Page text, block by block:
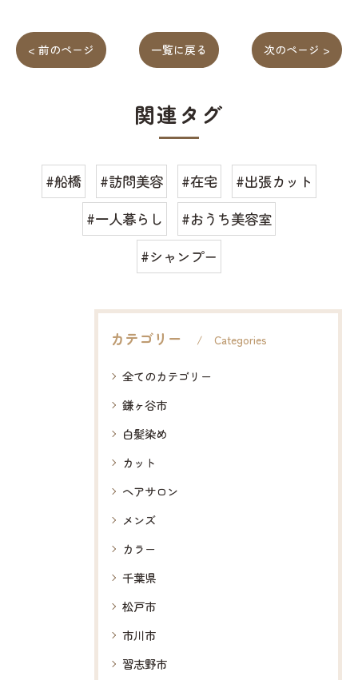
< 前のページ 一覧に戻る 次のページ >
関連タグ
#船橋 #訪問美容 #在宅
#出張カット
#一人暮らし
#おうち美容室
#シャンプー
カテゴリー Categories
全てのカテゴリー
鎌ヶ谷市
白髪染め
カット
ヘアサロン
メンズ
カラー
千葉県
松戸市
市川市
習志野市